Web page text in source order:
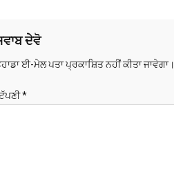
ਦੇਵੋ
ਈ-ਮੇਲ ਪਤਾ ਪ੍ਰਕਾਸ਼ਿਤ ਨਹੀਂ ਕੀਤਾ ਜਾਵੇਗਾ।
*